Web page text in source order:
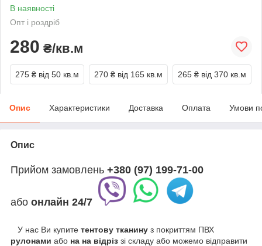
В наявності
Опт і роздріб
280 ₴/кв.м
275 ₴ від 50 кв.м 270 ₴ від 165 кв.м 265 ₴ від 370 кв.м
Опис Характеристики Доставка Оплата Умови
Опис
Прийом замовлень +380 (97) 199-71-00
або онлайн 24/7
У нас Ви купите тентову тканину з покриттям ПВХ
рулонами або на на відріз зі складу або можемо відправити